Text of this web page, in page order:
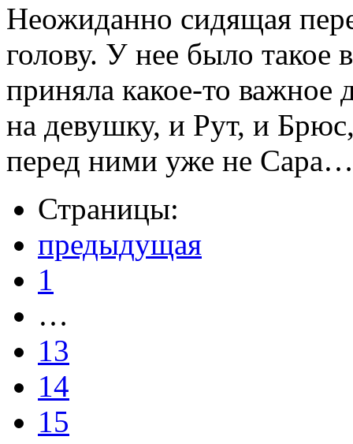
Неожиданно сидящая
голову. У нее было такое
приняла какое-то важное
на девушку, и Рут, и
перед ними уже не Сара…
Страницы:
предыдущая
1
…
13
14
15